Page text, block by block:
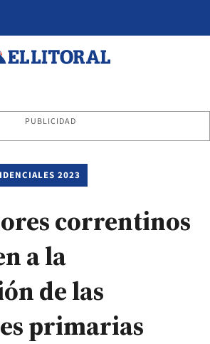
PUBLICIDAD
2023
correntinos
a la
de las
primarias